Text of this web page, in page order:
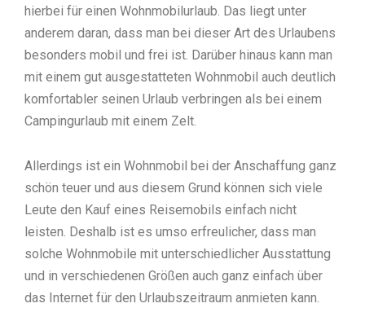
hierbei für einen Wohnmobilurlaub. Das liegt unter
anderem daran, dass man bei dieser Art des Urlaubens
besonders mobil und frei ist. Darüber hinaus kann man
mit einem gut ausgestatteten Wohnmobil auch deutlich
komfortabler seinen Urlaub verbringen als bei einem
Campingurlaub mit einem Zelt.
Allerdings ist ein Wohnmobil bei der Anschaffung ganz
schön teuer und aus diesem Grund können sich viele
Leute den Kauf eines Reisemobils einfach nicht
leisten. Deshalb ist es umso erfreulicher, dass man
solche Wohnmobile mit unterschiedlicher Ausstattung
und in verschiedenen Größen auch ganz einfach über
das Internet für den Urlaubszeitraum anmieten kann.